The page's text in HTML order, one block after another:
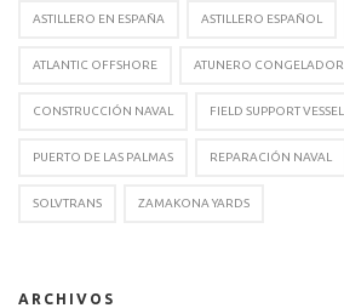
ASTILLERO EN ESPAÑA ASTILLERO ESPAÑOL
ATLANTIC OFFSHORE ATUNERO CONGELADOR
CONSTRUCCIÓN NAVAL FIELD SUPPORT VESSEL
PUERTO DE LAS PALMAS REPARACIÓN NAVAL
SOLVTRANS ZAMAKONA YARDS
ARCHIVOS